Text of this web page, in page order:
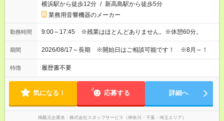
横浜駅から徒歩12分 / 新高島駅から徒歩5分
業務用音響機器のメーカー
勤務時間 9:00～17:45 ※残業はほとんどありません。※休憩60分。
期間 2026/08/17～長期 ※開始日はご相談可能です！ ※8月～！
特徴 履歴書不要
気になる！ 応募する 詳細へ
掲載元企業名 株式会社スタッフサービス（神奈川・千葉・埼玉エリア）